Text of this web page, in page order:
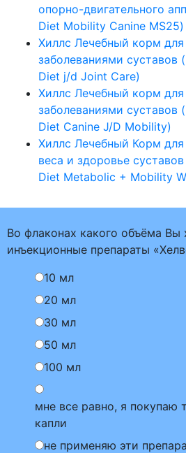
опорно-двигательного
Diet Mobility Canine MS25)
Хиллс Лечебный корм
заболеваниями суставов
Diet j/d Joint Care)
Хиллс Лечебный корм для
заболеваниями суставов
Diet Canine J/D Mobility)
Хиллс Лечебный Корм
веса и здоровье
Diet Metabolic + Mobility
Во флаконах какого объёма Вы
инъекционные препараты
10 мл
20 мл
30 мл
50 мл
100 мл
мне все равно, я покупаю
капли
не применяю эти